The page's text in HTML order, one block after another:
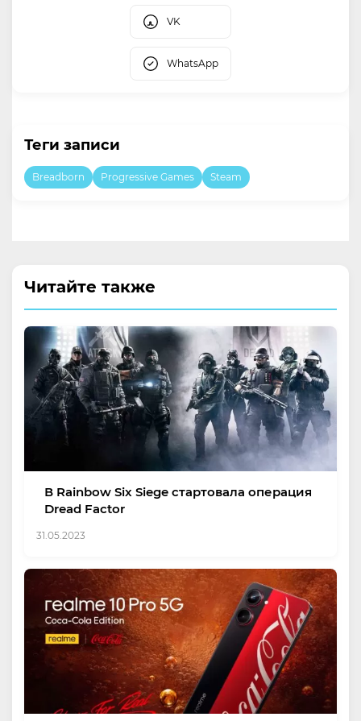
VK
WhatsApp
Теги записи
Breadborn Progressive Games Steam
Читайте также
В Rainbow Six Siege стартовала операция
Dread Factor
31.05.2023